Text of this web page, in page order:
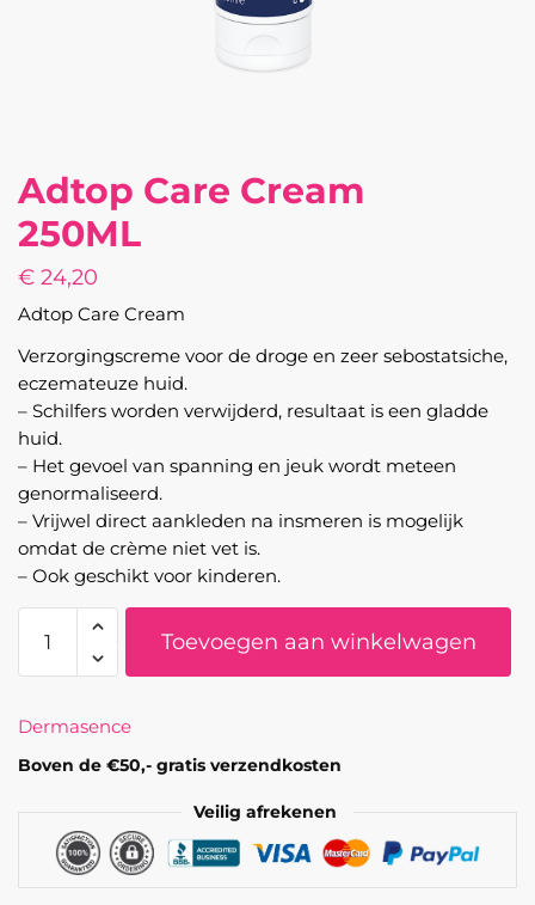
Adtop Care Cream
250ML
€ 24,20
Adtop Care Cream
Verzorgingscreme voor de droge en zeer sebostatsiche,
eczemateuze huid.
– Schilfers worden verwijderd, resultaat is een gladde
huid.
– Het gevoel van spanning en jeuk wordt meteen
genormaliseerd.
– Vrijwel direct aankleden na insmeren is mogelijk
omdat de crème niet vet is.
– Ook geschikt voor kinderen.
Care
Cream
aantal
Toevoegen aan winkelwagen
Dermasence
Boven de €50,- gratis verzendkosten
Veilig afrekenen